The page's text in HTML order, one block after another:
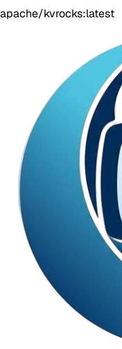
apache/kvrocks:latest